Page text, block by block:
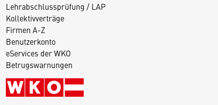
Lehrabschlussprüfung / LAP
Kollektivverträge
Firmen A-Z
Benutzerkonto
eServices der WKO
Betrugswarnungen